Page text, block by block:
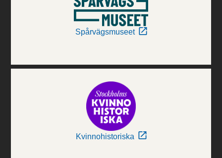
Spårvägsmuseet
Kvinnohistoriska